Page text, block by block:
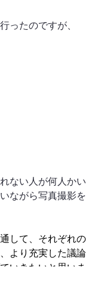
ったのですが、
ない人が何人かい
ながら写真撮影を
して、それぞれの
より充実した議論
いきたいと思いま